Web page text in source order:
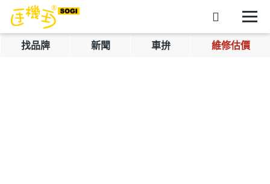
找品牌 新聞 車拚 維修估價